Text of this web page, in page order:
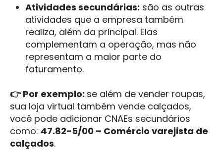
Atividades secundárias: são as outras
atividades que a empresa também
realiza, além da principal. Elas
complementam a operação, mas não
representam a maior parte do
faturamento.
👉 Por exemplo: se além de vender roupas,
sua loja virtual também vende calçados,
você pode adicionar CNAEs secundários
como: 47.82-5/00 – Comércio varejista de
calçados.